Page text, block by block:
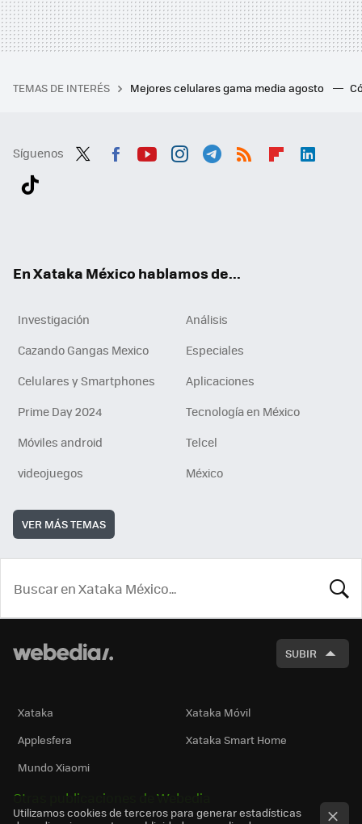
TEMAS DE INTERÉS Mejores celulares gama media agosto
Síguenos
En Xataka México hablamos de...
Investigación
Análisis
Cazando Gangas Mexico
Especiales
Celulares y Smartphones
Aplicaciones
Prime Day 2024
Tecnología en México
Móviles android
Telcel
videojuegos
México
VER MÁS TEMAS
SUBIR
Xataka
Xataka Móvil
Applesfera
Xataka Smart Home
Mundo Xiaomi
Otras publicaciones de Webedia
Utilizamos cookies de terceros para generar estadísticas